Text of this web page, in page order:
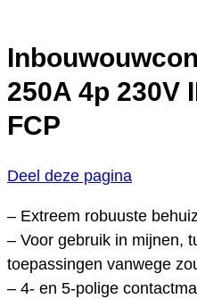
250A 4p 230V
FCP
Deel deze pagina
– Extreem robuuste
– Voor gebruik in mijnen,
toepassingen vanwege
– 4- en 5-polige